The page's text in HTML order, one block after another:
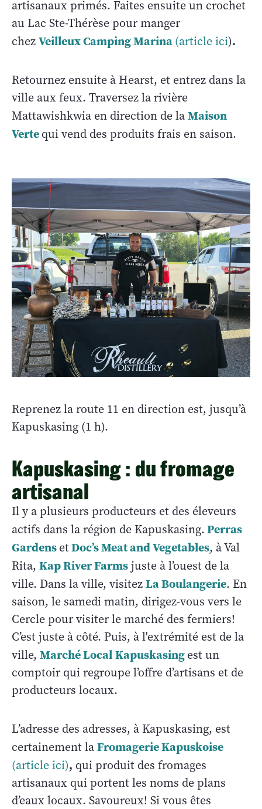
artisanaux primés. Faites ensuite un crochet
au Lac Ste-Thérèse pour manger
chezVeilleux Camping Marina(article ici).
Retournez ensuite à Hearst, et entrez dans la
ville aux feux. Traversez la rivière
Mattawishkwia en direction de laMaison
Vertequi vend des produits frais en saison.
Reprenez la route 11 en direction est, jusqu’à
Kapuskasing (1 h).
Kapuskasing : du fromage
artisanal
Il y a plusieurs producteurs et des éleveurs
actifs dans la région de Kapuskasing.Perras
GardensetDoc’s Meat and Vegetables, à Val
Rita, Kap River Farmsjuste à l’ouest de la
ville. Dans la ville, visitezLa Boulangerie. En
saison, le samedi matin, dirigez-vous vers le
Cercle pour visiter le marché des fermiers!
C’est juste à côté. Puis, à l'extrémité est de la
ville, Marché LocalKapuskasingest un
comptoir qui regroupe l’offre d’artisans et de
producteurs locaux.
L’adresse des adresses, à Kapuskasing, est
certainement laFromagerie Kapuskoise
(article ici), qui produit des fromages
artisanaux qui portent les noms de plans
d’eaux locaux. Savoureux! Si vous êtes